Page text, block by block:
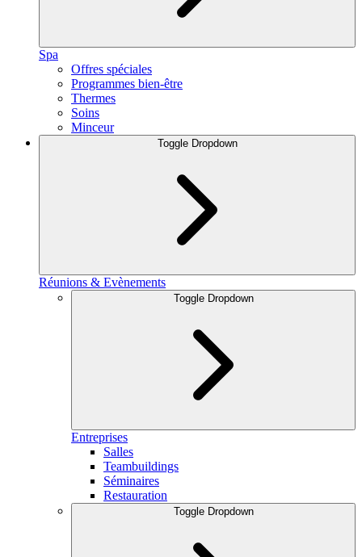
Spa
Offres spéciales
Programmes bien-être
Thermes
Soins
Minceur
Toggle Dropdown
Réunions & Evènements
Toggle Dropdown
Entreprises
Salles
Teambuildings
Séminaires
Restauration
Toggle Dropdown